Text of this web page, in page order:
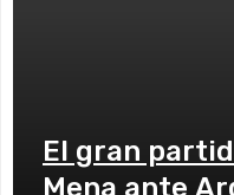
El gran
Mena ante